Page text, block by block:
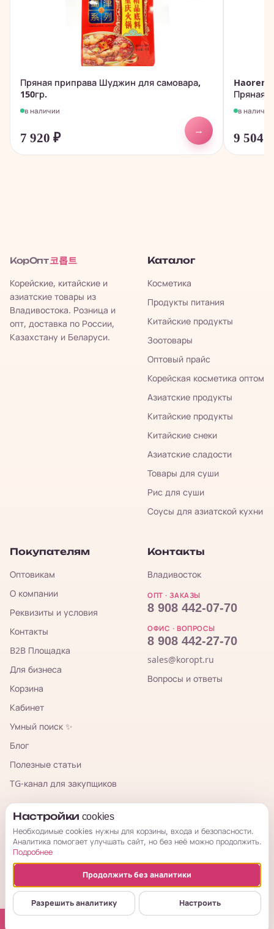
Пряная приправа Шуджин для самовара,
150гр.
в наличии
7 920 ₽
→
Пряная...
в наличии
9 504
КорОпт 코롭트
Корейские, китайские и
азиатские товары из
Владивостока. Розница и
опт, доставка по России,
Казахстану и Беларуси.
Каталог
Косметика
Продукты питания
Китайские продукты
Зоотовары
Оптовый прайс
Корейская косметика оптом
Азиатские продукты
Китайские продукты
Китайские снеки
Азиатские сладости
Товары для суши
Рис для суши
Соусы для азиатской кухни
Покупателям
Оптовикам
О компании
Реквизиты и условия
Контакты
B2B Площадка
Для бизнеса
Корзина
Кабинет
Умный поиск ✨
Блог
Полезные статьи
TG-канал для закупщиков
Контакты
Владивосток
ОПТ · ЗАКАЗЫ
8 908 442-07-70
ОФИС · ВОПРОСЫ
8 908 442-27-70
sales@koropt.ru
Вопросы и ответы
КорОпт
© 2026 КорОпт. Корейские и китайские товары из Владивостока.
ИП Галицкая Мария Сергеевна · ИНН 253909697776 · ОГРНИП
314254321800034
Публичная офертаУсловия возвратаПолитикаНастройки cookies
Настройки cookies
Необходимые cookies нужны для корзины, входа и безопасности.
Аналитика помогает улучшать сайт, но без неё можно продолжить.
Подробнее
Продолжить без аналитики
Разрешить аналитику Настроить